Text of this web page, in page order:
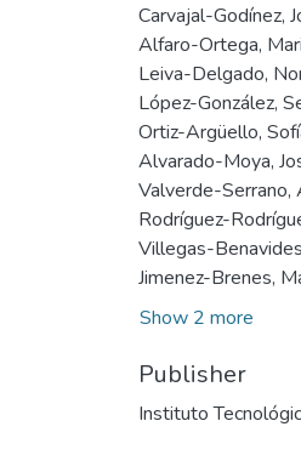
Carvajal-Godínez,
Alfaro-Ortega,
Leiva-Delgado,
López-González,
Ortiz-Argüello,
Alvarado-Moya,
Valverde-Serrano,
Rodríguez-
Villegas-
Jimenez-Brenes,
Show 2 more
Publisher
Instituto